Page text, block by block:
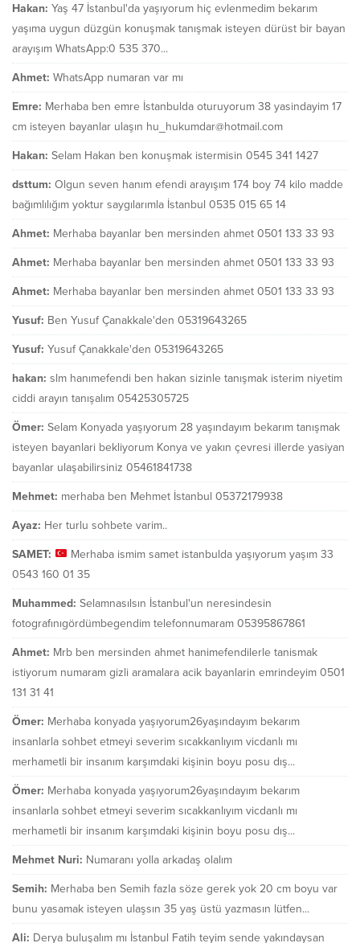
Hakan: Yaş 47 İstanbul'da yaşıyorum hiç evlenmedim bekarım
yaşıma uygun düzgün konuşmak tanışmak isteyen dürüst bir bayan
arayışım WhatsApp:0 535 370...
Ahmet: WhatsApp numaran var mı
Emre: Merhaba ben emre İstanbulda oturuyorum 38 yasindayim 17
cm isteyen bayanlar ulaşın hu_hukumdar@hotmail.com
Hakan: Selam Hakan ben konuşmak istermisin 0545 341 1427
dsttum: Olgun seven hanım efendi arayışım 174 boy 74 kilo madde
bağımlılığım yoktur saygılarımla İstanbul 0535 015 65 14
Ahmet: Merhaba bayanlar ben mersinden ahmet 0501 133 33 93
Ahmet: Merhaba bayanlar ben mersinden ahmet 0501 133 33 93
Ahmet: Merhaba bayanlar ben mersinden ahmet 0501 133 33 93
Yusuf: Ben Yusuf Çanakkale'den 05319643265
Yusuf: Yusuf Çanakkale'den 05319643265
hakan: slm hanımefendi ben hakan sizinle tanışmak isterim niyetim
ciddi arayın tanışalım 05425305725
Ömer: Selam Konyada yaşıyorum 28 yaşındayım bekarım tanışmak
isteyen bayanlari bekliyorum Konya ve yakın çevresi illerde yasiyan
bayanlar ulaşabilirsiniz 05461841738
Mehmet: merhaba ben Mehmet İstanbul 05372179938
Ayaz: Her turlu sohbete varim..
SAMET:
Merhaba ismim samet istanbulda yaşıyorum yaşım 33
0543 160 01 35
Muhammed: Selamnasılsın İstanbul'un neresindesin
fotografınıgördümbegendim telefonnumaram 05395867861
Ahmet: Mrb ben mersinden ahmet hanimefendilerle tanismak
istiyorum numaram gizli aramalara acik bayanlarin emrindeyim 0501
131 31 41
Ömer: Merhaba konyada yaşıyorum26yaşındayım bekarım
insanlarla sohbet etmeyi severim sıcakkanlıyım vicdanlı mı
merhametli bir insanım karşımdaki kişinin boyu posu dış...
Ömer: Merhaba konyada yaşıyorum26yaşındayım bekarım
insanlarla sohbet etmeyi severim sıcakkanlıyım vicdanlı mı
merhametli bir insanım karşımdaki kişinin boyu posu dış...
Mehmet Nuri: Numaranı yolla arkadaş olalım
Semih: Merhaba ben Semih fazla söze gerek yok 20 cm boyu var
bunu yasamak isteyen ulaşsın 35 yaş üstü yazmasın lütfen...
Ali: Derya buluşalım mı İstanbul Fatih teyim sende yakındaysan